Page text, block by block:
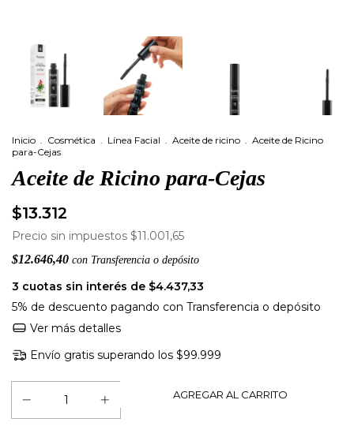
Inicio . Cosmética . Línea Facial . Aceite de ricino . Aceite de Ricino
para-Cejas
Aceite de Ricino para-Cejas
$13.312
Precio sin impuestos $11.001,65
$12.646,40 con Transferencia o depósito
3 cuotas sin interés de $4.437,33
5% de descuento pagando con Transferencia o depósito
Ver más detalles
Envío gratis superando los $99.999